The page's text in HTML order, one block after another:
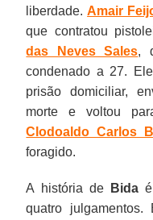
liberdade.Amair
que contratou
das Neves Sales,
condenado a 27.
prisão domiciliar,
morte e voltou
Clodoaldo Carlos
foragido.
A história de Bidaé
quatro